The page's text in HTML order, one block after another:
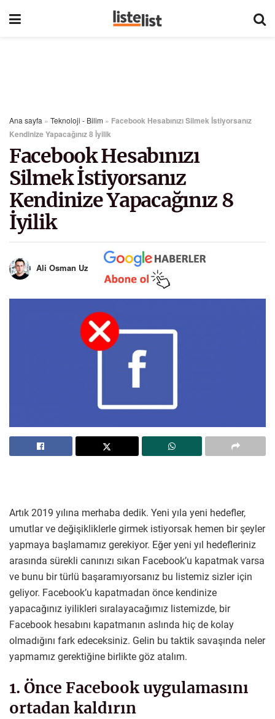
Ana sayfa » Teknoloji - Bilim » Facebook Hesabınızı Silmek İstiyorsanız
Kendinize Yapacağınız 8 İyilik
Facebook Hesabınızı
Silmek İstiyorsanız
Kendinize Yapacağınız 8
İyilik
Ali Osman Uz
Artık 2019 yılına merhaba dedik. Yeni yıla yeni hedefler,
umutlar ve değişikliklerle girmek istiyorsak hemen bir şeyler
yapmaya başlamamız gerekiyor. Eğer yeni yıl hedefleriniz
arasında sürekli canınızı sıkan Facebook’u kapatmak varsa
ve bunu bir türlü başaramıyorsanız bu listemiz sizler için
geliyor. Facebook’u kapatmadan önce kendinize
yapacağınız iyilikleri sıralayacağımız listemizde, bir
Facebook hesabını kapatmanın aslında hiç de kolay
olmadığını fark edeceksiniz. Gelin bu taktik savaşında neler
yapmamız gerektiğine birlikte göz atalım.
1. Önce Facebook uygulamasını
ortadan kaldırın